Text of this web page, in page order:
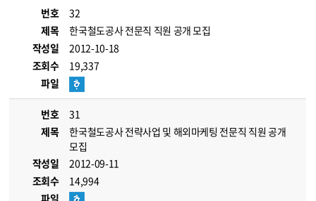
번호
32
제목
한국철도공사 전문직 직원 공개 모집
작성일
2012-10-18
조회수
19,337
파일
번호
31
제목
한국철도공사 전략사업 및 해외마케팅 전문직 직원 공개
모집
작성일
2012-09-11
조회수
14,994
파일